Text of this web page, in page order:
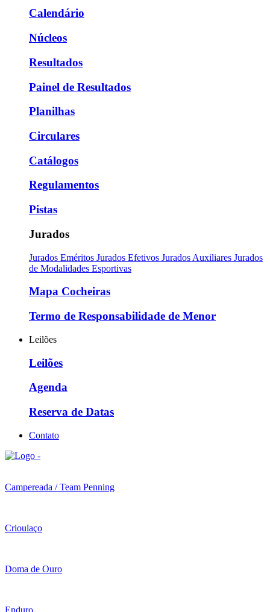
Calendário
Núcleos
Resultados
Painel de Resultados
Planilhas
Circulares
Catálogos
Regulamentos
Pistas
Jurados
Jurados Eméritos Jurados Efetivos Jurados Auxiliares Jurados
de Modalidades Esportivas
Mapa Cocheiras
Termo de Responsabilidade de Menor
Leilões
Leilões
Agenda
Reserva de Datas
Contato
Campereada / Team Penning
Crioulaço
Doma de Ouro
Enduro